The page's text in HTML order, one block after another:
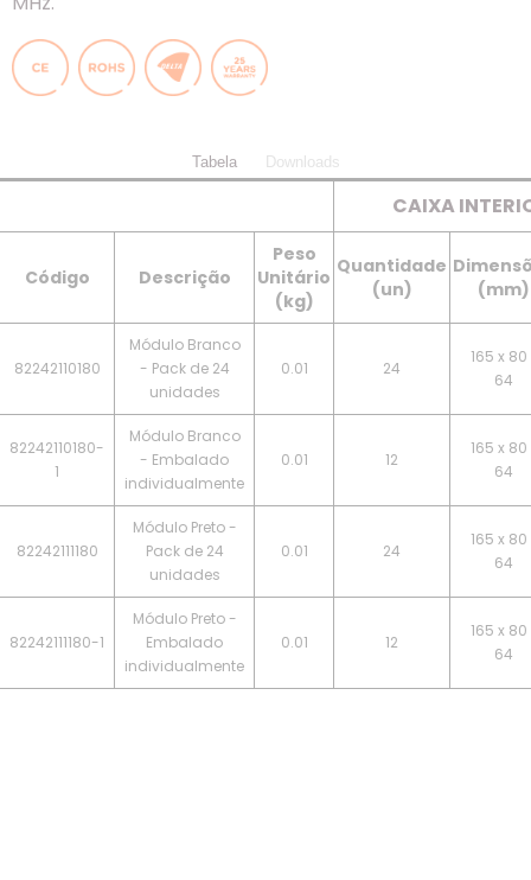
Tabela Downloads
CAIXA
Código Descrição
Peso
Unitário
(kg)
Quantidade
(un)
(mm)
82242110180
Módulo Branco
- Pack de 24
unidades
0.01 24
165 x 80
64
82242110180-
1
Módulo Branco
- Embalado
individualmente
0.01 12
165 x 80
64
82242111180
Módulo Preto -
Pack de 24
unidades
0.01 24
165 x 80
64
82242111180-1
Módulo Preto -
Embalado
individualmente
0.01 12
165 x 80
64